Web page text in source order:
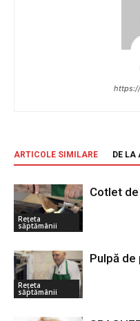
ARTICOLE SIMILARE DE LA
Rețeta
săptămânii
Cotlet
Rețeta
săptămânii
Pulpă